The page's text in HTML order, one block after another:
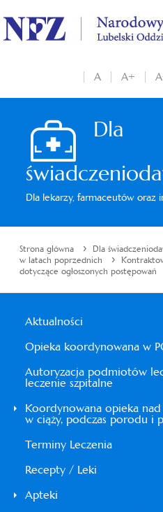
A A+
Dla
Dla lekarzy, farmaceutów oraz
Strona główna › Dla
w latach poprzednich
›
dotyczące ogłoszonych postępowań
Aktualności
Opieka koordynowana w
Autoryzacja podmiotów
leczenie szpitalne
Koordynowana opieka
w ciąży, podczas porodu i
Terminy Leczenia
Recepty / Leki
Apteki